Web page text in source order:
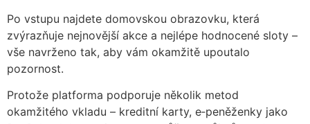
Po vstupu najdete domovskou obrazovku, která
zvýrazňuje nejnovější akce a nejlépe hodnocené sloty –
vše navrženo tak, aby vám okamžitě upoutalo
pozornost.
Protože platforma podporuje několik metod
okamžitého vkladu – kreditní karty, e‑peněženky jako